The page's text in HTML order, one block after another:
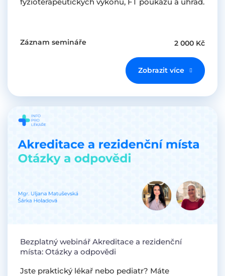
Záznam semináře 2 000 Kč
Zobrazit více
Bezplatný webinář Akreditace a rezidenční
místa: Otázky a odpovědi
Jste praktický lékař nebo pediatr? Máte